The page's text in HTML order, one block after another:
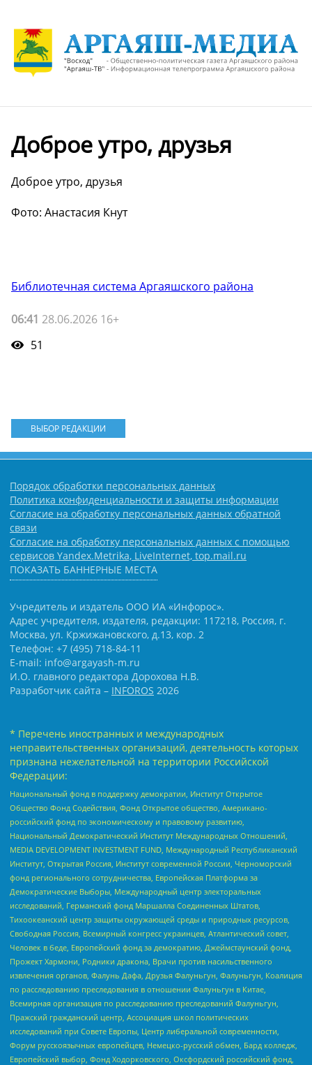
Доброе утро, друзья️
Доброе утро, друзья️
Фото: Анастасия Кнут
Библиотечная система Аргаяшского района
06:41 28.06.2026 16+
51
ВЫБОР РЕДАКЦИИ
Порядок обработки персональных данных
Политика конфиденциальности и защиты информации
Согласие на обработку персональных данных обратной
связи
Согласие на обработку персональных данных с помощью
сервисов Yandex.Metrika, LiveInternet, top.mail.ru
ПОКАЗАТЬ БАННЕРНЫЕ МЕСТА
Учредитель и издатель ООО ИА «Инфорос».
Адрес учредителя, издателя, редакции: 117218, Россия, г.
Москва, ул. Кржижановского, д.13, кор. 2
Телефон: +7 (495) 718-84-11
E-mail: info@argayash-m.ru
И.О. главного редактора Дорохова Н.В.
Разработчик сайта – INFOROS 2026
* Перечень иностранных и международных
неправительственных организаций, деятельность которых
признана нежелательной на территории Российской
Федерации:
Национальный фонд в поддержку демократии, Институт Открытое
Общество Фонд Содействия, Фонд Открытое общество, Американо-
российский фонд по экономическому и правовому развитию,
Национальный Демократический Институт Международных Отношений,
MEDIA DEVELOPMENT INVESTMENT FUND, Международный Республиканский
Институт, Открытая Россия, Институт современной России, Черноморский
фонд регионального сотрудничества, Европейская Платформа за
Демократические Выборы, Международный центр электоральных
исследований, Германский фонд Маршалла Соединенных Штатов,
Тихоокеанский центр защиты окружающей среды и природных ресурсов,
Свободная Россия, Всемирный конгресс украинцев, Атлантический совет,
Человек в беде, Европейский фонд за демократию, Джеймстаунский фонд,
Прожект Хармони, Родники дракона, Врачи против насильственного
извлечения органов, Фалунь Дафа, Друзья Фалуньгун, Фалуньгун, Коалиция
по расследованию преследования в отношении Фалуньгун в Китае,
Всемирная организация по расследованию преследований Фалуньгун,
Пражский гражданский центр, Ассоциация школ политических
исследований при Совете Европы, Центр либеральной современности,
Форум русскоязычных европейцев, Немецко-русский обмен, Бард колледж,
Европейский выбор, Фонд Ходорковского, Оксфордский российский фонд,